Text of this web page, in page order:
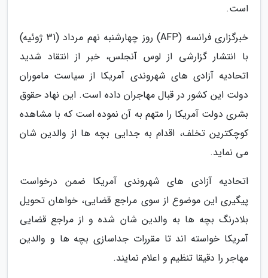
است.
خبرگزاری فرانسه (AFP) روز چهارشنبه نهم مرداد (31 ژوئیه)
با انتشار گزارشی از لوس آنجلس، خبر از انتقاد شدید
اتحادیه آزادی های شهروندی آمریکا از سیاست ماموران
دولت این کشور در قبال مهاجران داده است. این نهاد حقوق
بشری دولت آمریکا را متهم به آن نموده است که با مشاهده
کوچکترین تخلف، اقدام به جدایی بچه ها از والدین شان
می نماید.
اتحادیه آزادی های شهروندی آمریکا ضمن درخواست
پیگیری این موضوع از سوی مراجع قضایی، خواهان تحویل
بلادرنگ بچه ها به والدین شان شده و از مراجع قضایی
آمریکا خواسته اند تا مقررات جداسازی بچه ها و والدین
مهاجر را دقیقا تنظیم و اعلام نمایند.